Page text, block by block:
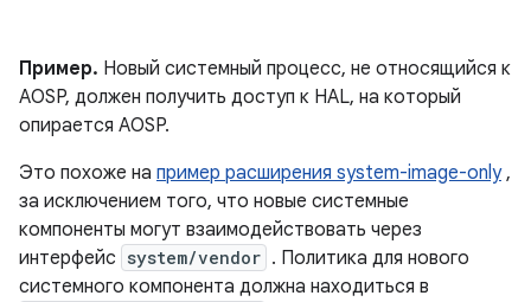
Пример. Новый системный процесс, не относящийся к
AOSP, должен получить доступ к HAL, на который
опирается AOSP.
Это похоже на пример расширения system-image-only,
за исключением того, что новые системные
компоненты могут взаимодействовать через
интерфейс system/vendor . Политика для нового
системного компонента должна находиться в